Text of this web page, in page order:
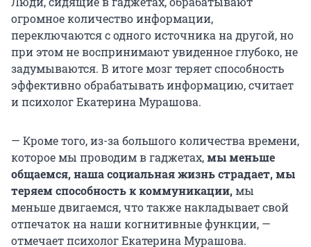
огромное количество информации,
переключаются с одного источника на другой, но
при этом не воспринимают увиденное глубоко, не
задумываются. В итоге мозг теряет способность
эффективно обрабатывать информацию, считает
и психолог Екатерина Мурашова.
— Кроме того, из-за большого количества времени,
которое мы проводим в гаджетах,мы меньше
общаемся, наша социальная жизнь страдает, мы
теряем способность к коммуникации,мы
меньше двигаемся, что также накладывает свой
отпечаток на наши когнитивные функции, —
отмечает психолог Екатерина Мурашова.